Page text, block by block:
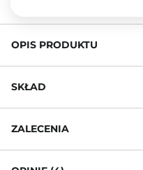
OPIS PRODUKTU
SKŁAD
ZALECENIA